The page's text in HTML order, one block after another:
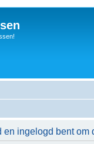
en ingelogd bent